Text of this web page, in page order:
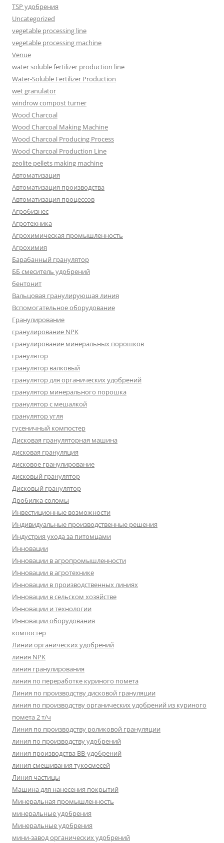
TSP удобрения
Uncategorized
vegetable processing line
vegetable processing machine
Venue
water soluble fertilizer production line
Water-Soluble Fertilizer Production
wet granulator
windrow compost turner
Wood Charcoal
Wood Charcoal Making Machine
Wood Charcoal Producing Process
Wood Charcoal Production Line
zeolite pellets making machine
Автоматизация
Автоматизация производства
Автоматизация процессов
Агробизнес
Агротехника
Агрохимическая промышленность
Агрохимия
Барабанный гранулятор
ББ смеситель удобрений
бентонит
Вальцовая гранулирующая линия
Вспомогательное оборудование
Гранулирование
гранулирование NPK
гранулирование минеральных порошков
гранулятор
гранулятор валковый
гранулятор для органических удобрений
гранулятор минерального порошка
гранулятор с мешалкой
гранулятор угля
гусеничный компостер
Дисковая грануляторная машина
дисковая грануляция
дисковое гранулирование
дисковый гранулятор
Дисковый гранулятор
Дробилка соломы
Инвестиционные возможности
Индивидуальные производственные решения
Индустрия ухода за питомцами
Инновации
Инновации в агропромышленности
Инновации в агротехнике
Инновации в производственных линиях
Инновации в сельском хозяйстве
Инновации и технологии
Инновации оборудования
компостер
Линии органических удобрений
линия NPK
линия гранулирования
линия по переработке куриного помета
Линия по производству дисковой грануляции
линия по производству органических удобрений из куриного
помета 2 т/ч
Линия по производству роликовой грануляции
линия по производству удобрений
линия производства BB-удобрений
линия смешивания тукосмесей
Линия частицы
Машина для нанесения покрытий
Минеральная промышленность
минеральные удобрения
Минеральные удобрения
мини-завод органических удобрений